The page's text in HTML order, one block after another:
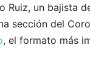
Ruiz, un bajista
sección del
, el formato más